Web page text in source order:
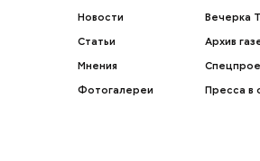
Новости
Статьи
Мнения
Фотогалереи
Вечерка
Архив
Пресса в